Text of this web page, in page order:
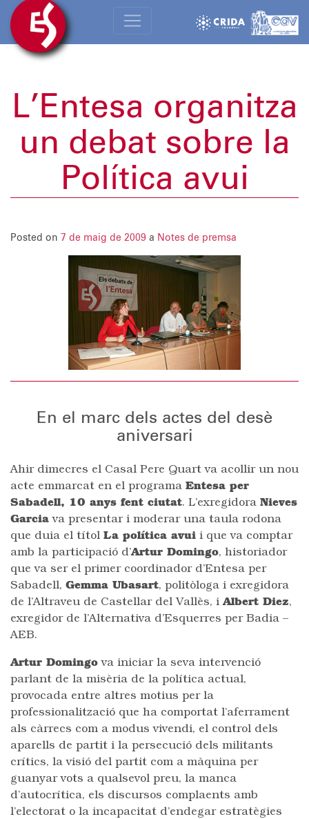
L’Entesa organitza
un debat sobre la
Política avui
Posted on 7 de maig de 2009 a Notes de premsa
En el marc dels actes del desè
aniversari
Ahir dimecres el Casal Pere Quart va acollir un nou
acte emmarcat en el programa Entesa per
Sabadell, 10 anys fent ciutat. L’exregidora Nieves
Garcia va presentar i moderar una taula rodona
que duia el títol La política avui i que va comptar
amb la participació d’Artur Domingo, historiador
que va ser el primer coordinador d’Entesa per
Sabadell, Gemma Ubasart, politòloga i exregidora
de l’Altraveu de Castellar del Vallès, iAlbert Diez,
exregidor de l’Alternativa d’Esquerres per Badia –
AEB.
Artur Domingo va iniciar la seva intervenció
parlant de la misèria de la política actual,
provocada entre altres motius per la
professionalització que ha comportat l’aferrament
als càrrecs com a modus vivendi, el control dels
aparells de partit i la persecució dels militants
crítics, la visió del partit com a màquina per
guanyar vots a qualsevol preu, la manca
d’autocrítica, els discursos complaents amb
l’electorat o la incapacitat d’endegar estratègies